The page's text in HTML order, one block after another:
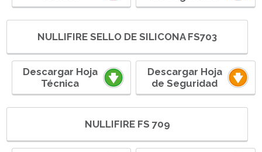
NULLIFIRE SELLO DE SILICONA FS703
Descargar Hoja
Técnica
Descargar Hoja
de Seguridad
NULLIFIRE FS 709